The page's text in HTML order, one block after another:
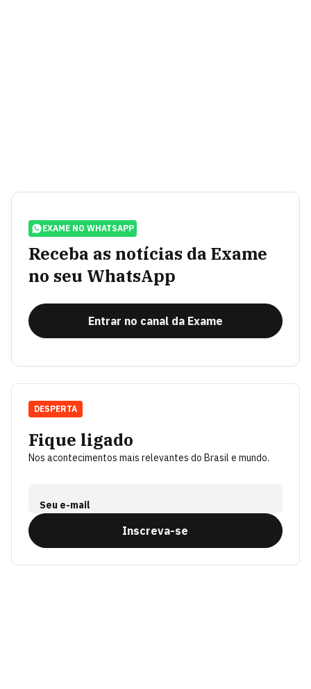
EXAME NO WHATSAPP
Receba as notícias da Exame
no seu WhatsApp
Entrar no canal da Exame
Fique ligado
Nos acontecimentos mais relevantes do Brasil e mundo.
Seu e-mail
Inscreva-se
DESPERTA